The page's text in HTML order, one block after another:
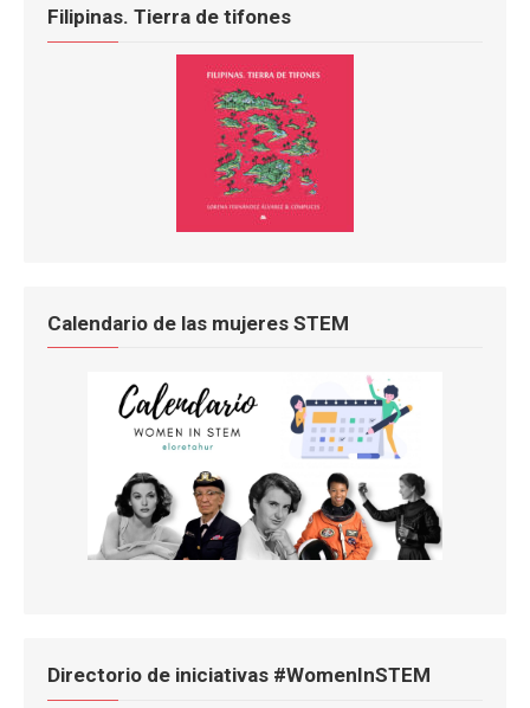
Filipinas. Tierra de tifones
Calendario de las mujeres STEM
Directorio de iniciativas #WomenInSTEM